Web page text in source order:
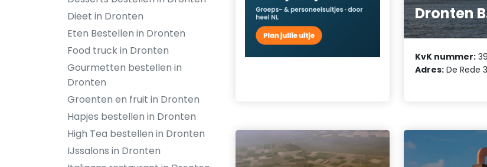
Dieet in Dronten
Eten Bestellen in Dronten
Food truck in Dronten
Gourmetten bestellen in
Dronten
Groenten en fruit in Dronten
Hapjes bestellen in Dronten
High Tea bestellen in Dronten
IJssalons in Dronten
Dronten
KvK nummer:
Adres: De Rede